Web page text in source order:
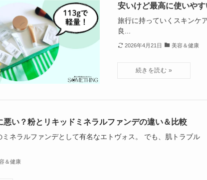
安いけど最高に使いや
旅行に持っていくスキンケ
良...
2026年4月21日 美容＆健康
悪い？粉とリキッドミネラルファンデの違い＆比較
ミネラルファンデとして有名なエトヴォス。 でも、肌トラブル
＆健康